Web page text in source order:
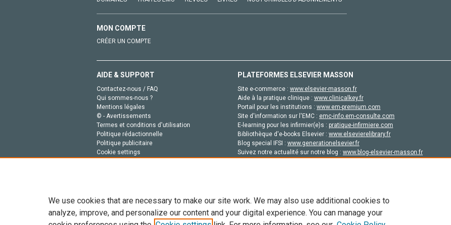
MON COMPTE
CRÉER UN COMPTE
AIDE & SUPPORT
Contactez-nous / FAQ
Qui sommes-nous ?
Mentions légales
© - Avertissements
Termes et conditions d'utilisation
Politique rédactionnelle
Politique publicitaire
Cookie settings
PLATEFORMES ELSEVIER MASSON
Site e-commerce : www.elsevier-masson.fr
Aide à la pratique clinique : www.clinicalkey.fr
Portail pour les institutions : www.em-premium.com
Site d'information sur l'EMC : emc-info.em-consulte.com
E-learning pour les infirmier(e)s : pratique-infirmiere.com
Bibliothèque d'e-books Elsevier : www.elsevierelibrary.fr
Blog special IFSI : www.generationelsevier.fr
Suivez notre actualité sur notre blog : www.blog-elsevier-masson.fr
We use cookies that are necessary to make our site work. We may also use additional cookies to
analyze, improve, and personalize our content and your digital experience. You can manage your